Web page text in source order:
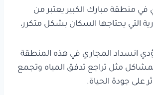
منطقة مبارك الكبير يعتبر من
التي يحتاجها السكان بشكل متكرر،
انسداد المجاري في هذه المنطقة
مثل تراجع تدفق المياه وتجمع
على جودة الحياة.